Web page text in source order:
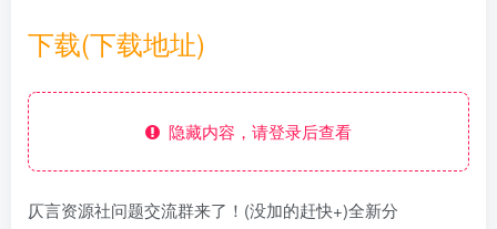
下载(下载地址)
隐藏内容，请登录后查看
仄言资源社问题交流群来了！(没加的赶快+)全新分